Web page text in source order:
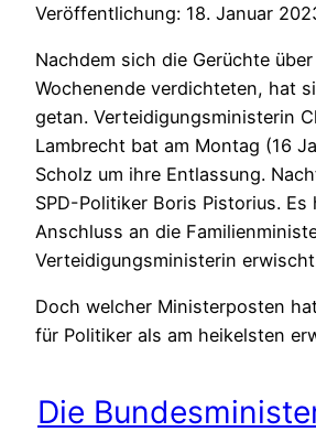
Veröffentlichung: 18. Januar
Nachdem sich die Gerüchte
Wochenende verdichteten, hat
getan. Verteidigungsministerin
Lambrecht bat am Montag (16
Scholz um ihre Entlassung.
SPD-Politiker Boris Pistorius. Es
Anschluss an die
Verteidigungsministerin
Doch welcher Ministerposten
für Politiker als am heikelsten
Die